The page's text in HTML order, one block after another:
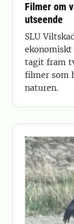
Filmer om
utseende
SLU
ekonomiskt
tagit fram
filmer som
naturen.